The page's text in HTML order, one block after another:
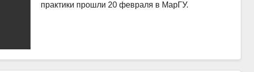
практики прошли 20 февраля в МарГУ.